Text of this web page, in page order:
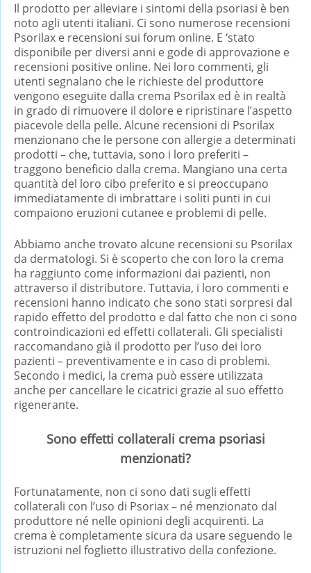
Il prodotto per alleviare i sintomi della psoriasi è ben
noto agli utenti italiani. Ci sono numerose recensioni
Psorilax e recensioni sui forum online. E ‘stato
disponibile per diversi anni e gode di approvazione e
recensioni positive online. Nei loro commenti, gli
utenti segnalano che le richieste del produttore
vengono eseguite dalla crema Psorilax ed è in realtà
in grado di rimuovere il dolore e ripristinare l’aspetto
piacevole della pelle. Alcune recensioni di Psorilax
menzionano che le persone con allergie a determinati
prodotti – che, tuttavia, sono i loro preferiti –
traggono beneficio dalla crema. Mangiano una certa
quantità del loro cibo preferito e si preoccupano
immediatamente di imbrattare i soliti punti in cui
compaiono eruzioni cutanee e problemi di pelle.
Abbiamo anche trovato alcune recensioni su Psorilax
da dermatologi. Si è scoperto che con loro la crema
ha raggiunto come informazioni dai pazienti, non
attraverso il distributore. Tuttavia, i loro commenti e
recensioni hanno indicato che sono stati sorpresi dal
rapido effetto del prodotto e dal fatto che non ci sono
controindicazioni ed effetti collaterali. Gli specialisti
raccomandano già il prodotto per l’uso dei loro
pazienti – preventivamente e in caso di problemi.
Secondo i medici, la crema può essere utilizzata
anche per cancellare le cicatrici grazie al suo effetto
rigenerante.
Sono effetti collaterali crema psoriasi
menzionati?
Fortunatamente, non ci sono dati sugli effetti
collaterali con l’uso di Psoriax – né menzionato dal
produttore né nelle opinioni degli acquirenti. La
crema è completamente sicura da usare seguendo le
istruzioni nel foglietto illustrativo della confezione.